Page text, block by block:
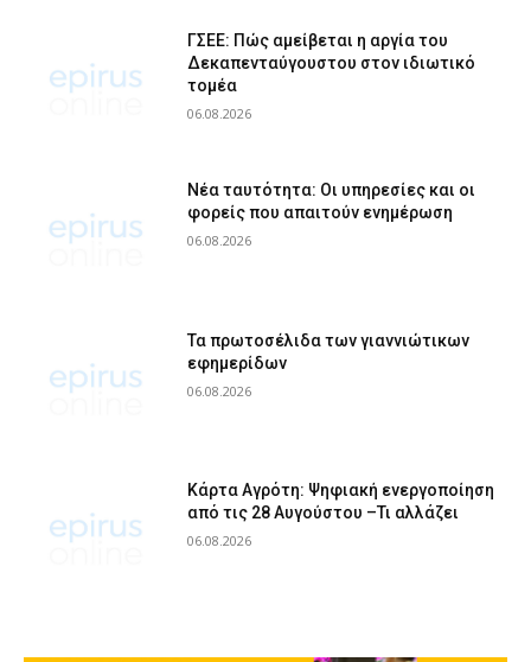
ΓΣΕΕ: Πώς αμείβεται η αργία του
Δεκαπενταύγουστου στον ιδιωτικό
τομέα
06.08.2026
Νέα ταυτότητα: Οι υπηρεσίες και οι
φορείς που απαιτούν ενημέρωση
06.08.2026
Τα πρωτοσέλιδα των γιαννιώτικων
εφημερίδων
06.08.2026
Κάρτα Αγρότη: Ψηφιακή ενεργοποίηση
από τις 28 Αυγούστου –Τι αλλάζει
06.08.2026